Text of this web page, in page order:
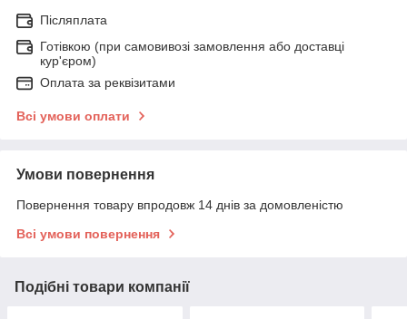
Післяплата
Готівкою (при самовивозі замовлення або доставці
кур'єром)
Оплата за реквізитами
Всі умови оплати
Умови повернення
Повернення товару впродовж 14 днів за домовленістю
Всі умови повернення
Подібні товари компанії